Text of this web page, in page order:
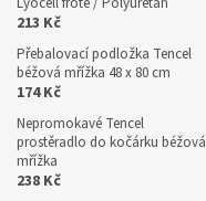
213 Kč
Přebalovací podložka Tencel
béžová mřížka 48 x 80 cm
174 Kč
Nepromokavé Tencel
prostěradlo do kočárku béžová
mřížka
238 Kč